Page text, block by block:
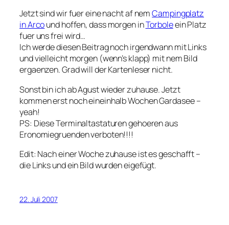
Jetzt sind wir fuer eine nacht af nemCampingplatz
in Arcound hoffen, dass morgen inTorboleein Platz
fuer uns frei wird…
Ich werde diesen Beitrag noch irgendwann mit Links
und vielleicht morgen (wenn’s klapp) mit nem Bild
ergaenzen. Grad will der Kartenleser nicht.
Sonst bin ich ab Agust wieder zuhause. Jetzt
kommen erst noch eineinhalb Wochen Gardasee –
yeah!
PS: Diese Terminaltastaturen gehoeren aus
Eronomiegruenden verboten!!!!
Edit: Nach einer Woche zuhause ist es geschafft –
die Links und ein Bild wurden eigefügt.
22. Juli 2007